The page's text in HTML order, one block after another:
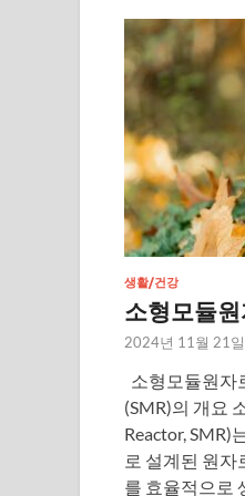
생활/건강
소형모듈
2024년 11월 21일
소형모듈원자
(SMR)의 개요
Reactor, SMR)
로 설계된 원자
를 효율적으로